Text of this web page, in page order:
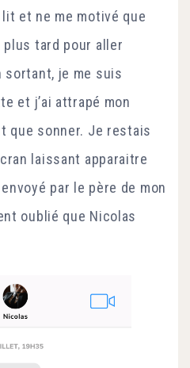
et ne me motivé que
tard pour aller
sortant, je me suis
et j’ai attrapé mon
que sonner. Je restais
laissant apparaitre
par le père de mon
oublié que Nicolas